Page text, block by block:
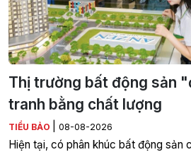
Thị trường bất động sản
tranh bằng chất lượng
TIỂU BẢO 08-08-2026
Hiện tại, có phân khúc bất động sản